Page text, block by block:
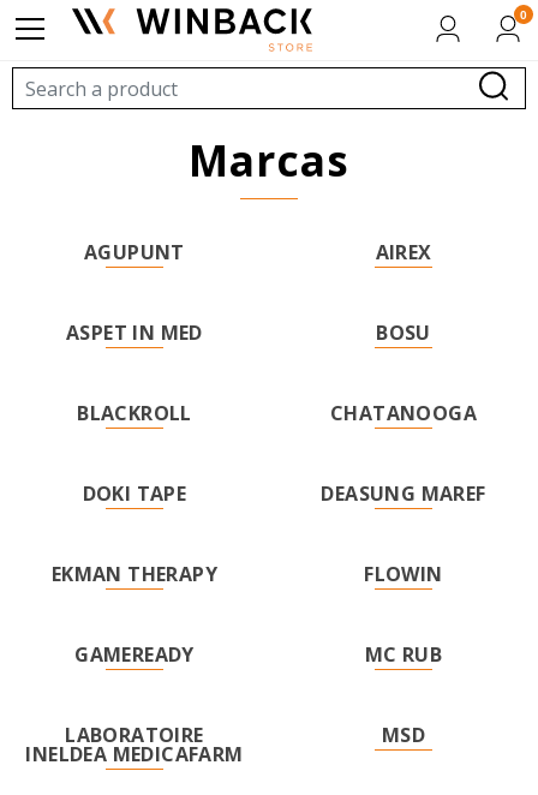
marcas
AGUPUNT AIREX
ASPET IN MED BOSU
BLACKROLL CHATANOOGA
DOKI TAPE DEASUNG MAREF
EKMAN THERAPY FLOWIN
GAMEREADY MC RUB
LABORATOIRE
INELDEA MEDICAFARM
MSD
0